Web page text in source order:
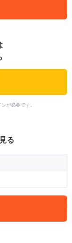
が必要です。
る